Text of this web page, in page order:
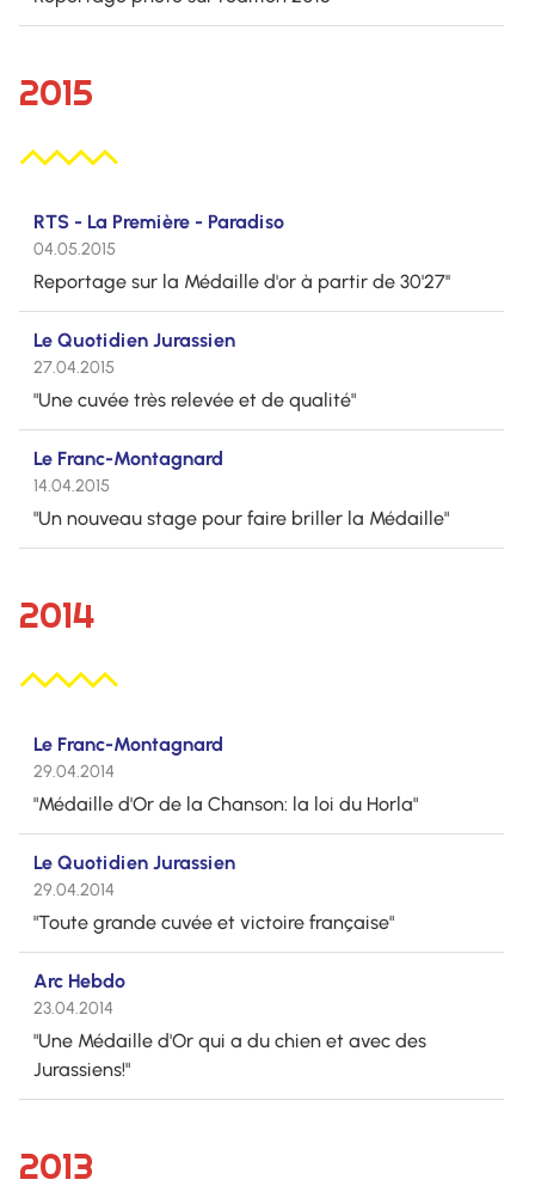
2015
RTS - La Première - Paradiso
04.05.2015
Reportage sur la Médaille d'or à partir de 30'27''
Le Quotidien Jurassien
27.04.2015
"Une cuvée très relevée et de qualité"
Le Franc-Montagnard
14.04.2015
"Un nouveau stage pour faire briller la Médaille"
2014
Le Franc-Montagnard
29.04.2014
"Médaille d'Or de la Chanson: la loi du Horla"
Le Quotidien Jurassien
29.04.2014
"Toute grande cuvée et victoire française"
Arc Hebdo
23.04.2014
"Une Médaille d'Or qui a du chien et avec des
Jurassiens!"
2013